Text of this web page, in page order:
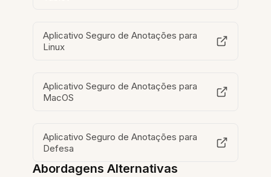
Aplicativo Seguro de Anotações para
Linux
Aplicativo Seguro de Anotações para
MacOS
Aplicativo Seguro de Anotações para
Defesa
Abordagens Alternativas